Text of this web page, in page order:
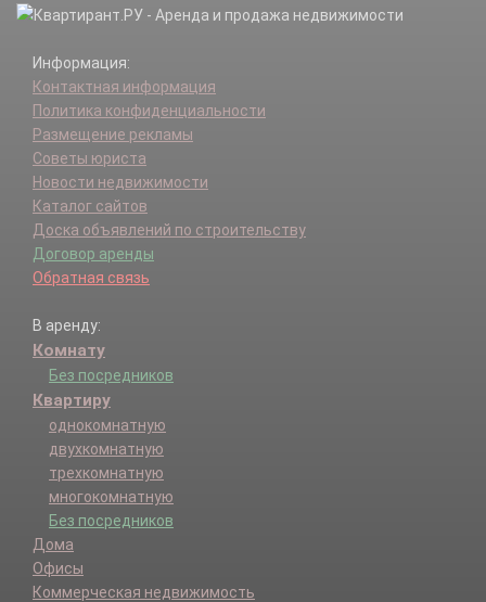
Информация:
Контактная информация
Политика конфиденциальности
Размещение рекламы
Советы юриста
Новости недвижимости
Каталог сайтов
Доска объявлений по строительству
Договор аренды
Обратная связь
В аренду:
Комнату
Без посредников
Квартиру
однокомнатную
двухкомнатную
трехкомнатную
многокомнатную
Без посредников
Дома
Офисы
Коммерческая недвижимость